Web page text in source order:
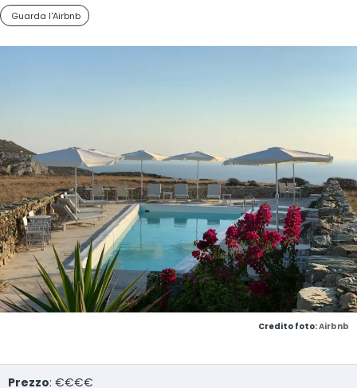
Guarda l'Airbnb
Credito foto:Airbnb
Prezzo: €€€€